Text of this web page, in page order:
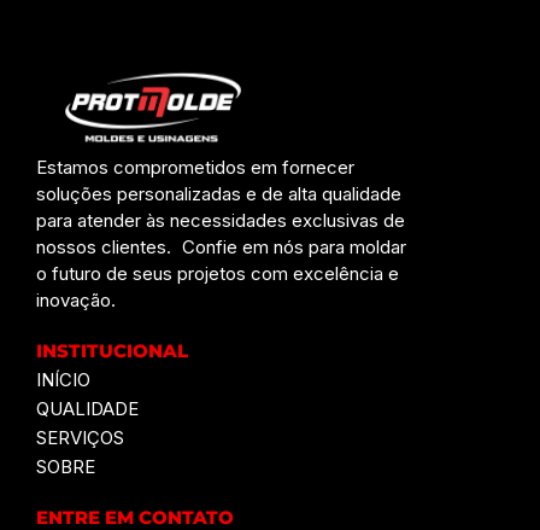
Estamos comprometidos em fornecer
soluções personalizadas e de alta qualidade
para atender às necessidades exclusivas de
nossos clientes. Confie em nós para moldar
o futuro de seus projetos com excelência e
inovação.
INSTITUCIONAL
INÍCIO
QUALIDADE
SERVIÇOS
SOBRE
ENTRE EM CONTATO